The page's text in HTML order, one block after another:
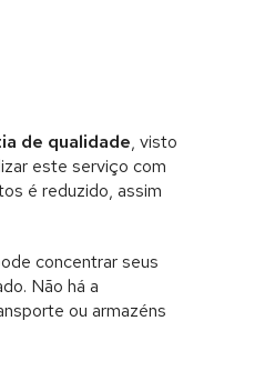
de qualidade, visto
este serviço com
é reduzido, assim
concentrar seus
Não há a
ou armazéns